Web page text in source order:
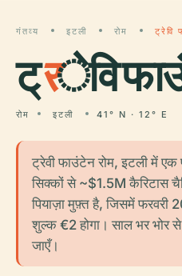
गंतव्य इटली रोम ट्रेवि
ट्रेवि
रोम इटली 41° N · 12° E
ट्रेवी फाउंटेन रोम, इटली में एक
सिक्कों से ~$1.5M कैरिटास
पियाज़ा मुफ़्त है, जिसमें
शुल्क €2 होगा। साल भर भोर
जाएँ।